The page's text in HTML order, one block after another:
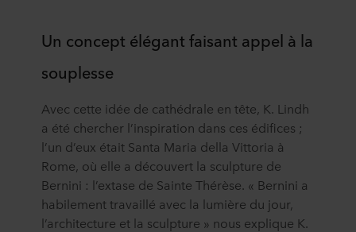
Un concept élégant faisant appel à la
souplesse
Avec cette idée de cathédrale en tête, K. Lindh
a été chercher l’inspiration dans ces édifices ;
l’un d’eux était Santa Maria della Vittoria à
Rome, où elle a découvert la sculpture de
Bernini : l’extase de Sainte Thérèse. « Bernini a
habilement travaillé avec la lumière du jour,
l’architecture et la sculpture » nous explique K.